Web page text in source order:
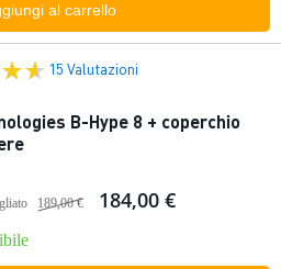
al carrello
15 Valutazioni
B-Hype 8 + coperchio
189,00 € 184,00 €